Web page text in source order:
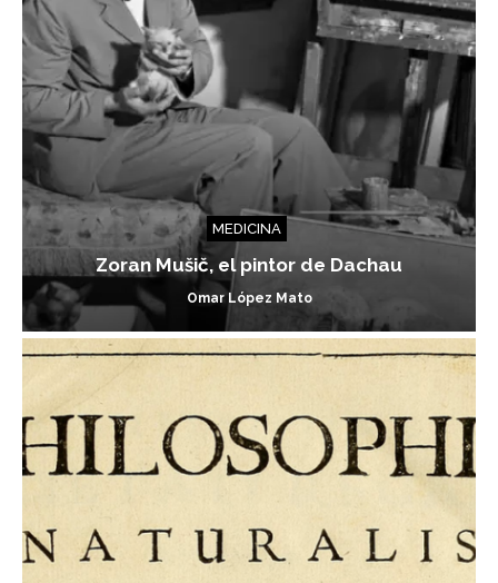
MEDICINA
Zoran Mušič, el pintor de Dachau
Omar López Mato